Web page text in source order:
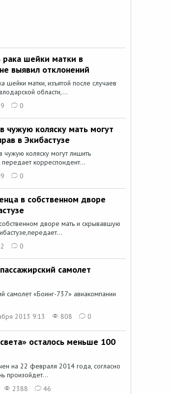
рака шейки матки в
выявил отклонений
шейки матки, изъятой после случаев
области,...
0
чужую коляску мать могут
в Экибастузе
коляску могут лишить
передает корреспондент...
0
в собственном дворе
дворе мать и скрывавшую
0
самолет
самолет «Боинг-737» авиакомпании
2013 9:13 808 0
осталось меньше 100
на 22 февраля 2014 года, согласно
произойдет...
2388 46